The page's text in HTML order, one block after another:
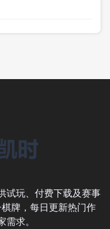
试玩、付费下载及赛事
牌，每日更新热门作
求。